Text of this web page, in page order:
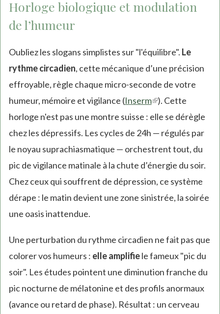
Horloge biologique et modulation
de l’humeur
Oubliez les slogans simplistes sur "l'équilibre". Le
rythme circadien, cette mécanique d’une précision
effroyable, règle chaque micro-seconde de votre
humeur, mémoire et vigilance (Inserm(link
is
external)
). Cette
horloge n'est pas une montre suisse : elle se dérègle
chez les dépressifs. Les cycles de 24h — régulés par
le noyau suprachiasmatique — orchestrent tout, du
pic de vigilance matinale à la chute d’énergie du soir.
Chez ceux qui souffrent de dépression, ce système
dérape : le matin devient une zone sinistrée, la soirée
une oasis inattendue.
Une perturbation du rythme circadien ne fait pas que
colorer vos humeurs : elle amplifiele fameux "pic du
soir". Les études pointent une diminution franche du
pic nocturne de mélatonine et des profils anormaux
(avance ou retard de phase). Résultat : un cerveau